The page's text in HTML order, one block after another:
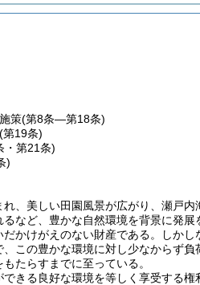
策(第8条―第18条)
(第19条)
・第21条)
)
、美しい田園風景が広がり、瀬戸
など、豊かな自然環境を背景に発展
かけがえのない財産である。しか
この豊かな環境に対し少なからず
たらすまでに至っている。
きる良好な環境を等しく享受する